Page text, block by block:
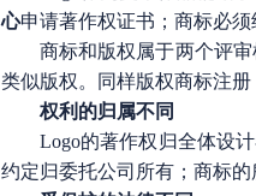
心申请著作权证书；商标必须
商标和版权属于两个评
类似版权。同样版权商标注
权利的归属不同
Logo的著作权归全体设
约定归委托公司所有；商标